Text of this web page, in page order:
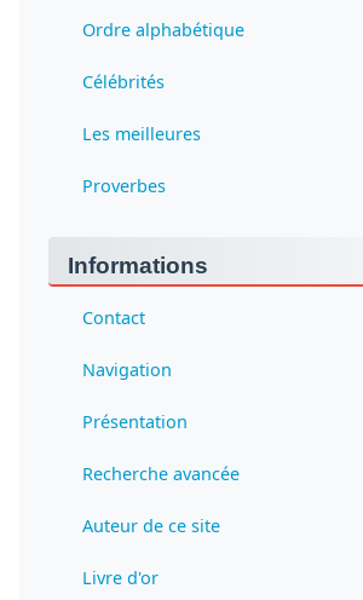
Ordre alphabétique
Célébrités
Les meilleures
Proverbes
Informations
Contact
Navigation
Présentation
Recherche avancée
Auteur de ce site
Livre d'or